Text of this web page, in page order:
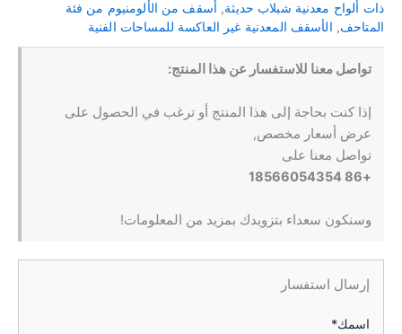
ذات ألواح معدنية شبلاب حديثة, أسقف من الألومنيوم من فئة
المتاحف, الأسقف المعدنية غير العاكسة للمساحات الفنية
تواصل معنا للاستفسار عن هذا المنتج:
إذا كنت بحاجة إلى هذا المنتج أو ترغب في الحصول على
عرض أسعار مخصص,
تواصل معنا على
+86 18566054354
وسنكون سعداء بتزويدك بمزيد من المعلومات!
إرسال استفسار
اسمك*